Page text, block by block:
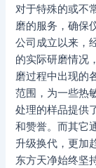
对于特殊的或不
磨的服务，确保
公司成立以来，
的实际研磨情况
磨过程中出现的
范围，为一些热
处理的样品提供
和赞誉。而其它
升级换代，更加
东方天净始终坚